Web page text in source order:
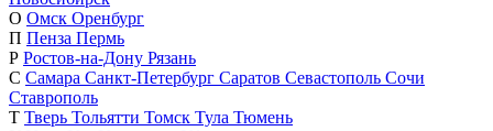
О Омск Оренбург
П Пенза Пермь
Р Ростов-на-Дону Рязань
С Самара Санкт-Петербург Саратов Севастополь Сочи
Ставрополь
Т Тверь Тольятти Томск Тула Тюмень